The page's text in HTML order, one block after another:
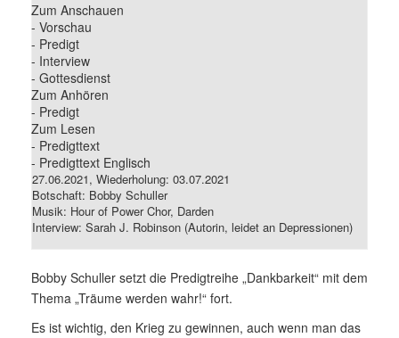
Zum Anschauen
- Vorschau
- Predigt
- Interview
- Gottesdienst
Zum Anhören
- Predigt
Zum Lesen
- Predigttext
- Predigttext Englisch
27.06.2021, Wiederholung: 03.07.2021
Botschaft: Bobby Schuller
Musik: Hour of Power Chor, Darden
Interview: Sarah J. Robinson (Autorin, leidet an Depressionen)
Bobby Schuller setzt die Predigtreihe „Dankbarkeit“ mit dem
Thema „Träume werden wahr!“ fort.
Es ist wichtig, den Krieg zu gewinnen, auch wenn man das